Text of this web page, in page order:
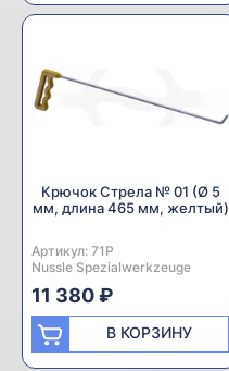
Крючок Стрела № 01 (Ø 5
мм, длина 465 мм, желтый)
Артикул: 71P
Производитель:
Nussle Spezialwerkzeuge
11 380 ₽
В КОРЗИНУ